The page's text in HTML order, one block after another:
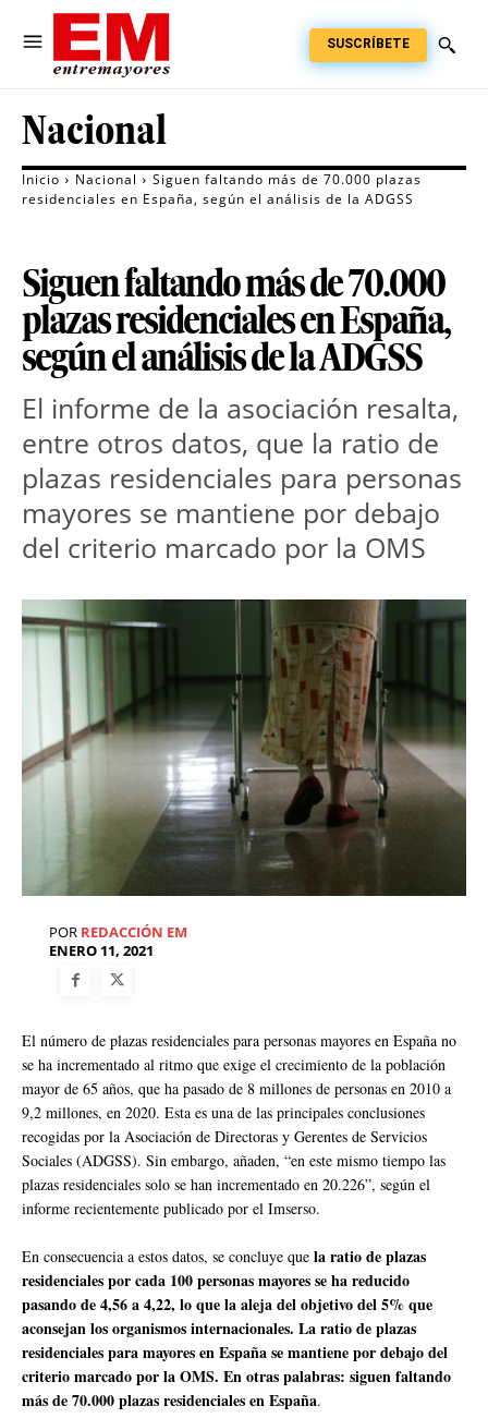
SUSCRÍBETE
Nacional
Inicio Nacional
Siguen faltando más de 70.000 plazas
residenciales en España, según el análisis de la ADGSS
Siguen faltando más de 70.000
plazas residenciales en España,
según el análisis de la ADGSS
El informe de la asociación resalta,
entre otros datos, que la ratio de
plazas residenciales para personas
mayores se mantiene por debajo
del criterio marcado por la OMS
POR REDACCIÓN EM
ENERO 11, 2021
El número de plazas residenciales para personas mayores en España no
se ha incrementado al ritmo que exige el crecimiento de la población
mayor de 65 años, que ha pasado de 8 millones de personas en 2010 a
9,2 millones, en 2020. Esta es una de las principales conclusiones
recogidas por la Asociación de Directoras y Gerentes de Servicios
Sociales (ADGSS). Sin embargo, añaden, “en este mismo tiempo las
plazas residenciales solo se han incrementado en 20.226”, según el
informe recientemente publicado por el Imserso.
En consecuencia a estos datos, se concluye que la ratio de plazas
residenciales por cada 100 personas mayores se ha reducido
pasando de 4,56 a 4,22, lo que la aleja del objetivo del 5% que
aconsejan los organismos internacionales. La ratio de plazas
residenciales para mayores en España se mantiene por debajo del
criterio marcado por la OMS. En otras palabras: siguen faltando
más de 70.000 plazas residenciales en España.